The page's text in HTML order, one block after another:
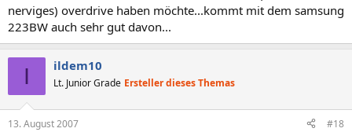
nerviges) overdrive haben möchte...kommt mit dem samsung
223BW auch sehr gut davon...
I ildem10
Lt. Junior Grade Ersteller dieses Themas
13. August 2007 #18